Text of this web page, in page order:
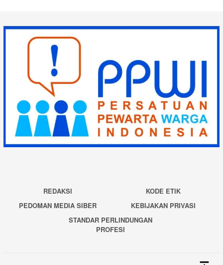
REDAKSI
KODE ETIK
PEDOMAN MEDIA SIBER
KEBIJAKAN PRIVASI
STANDAR PERLINDUNGAN
PROFESI